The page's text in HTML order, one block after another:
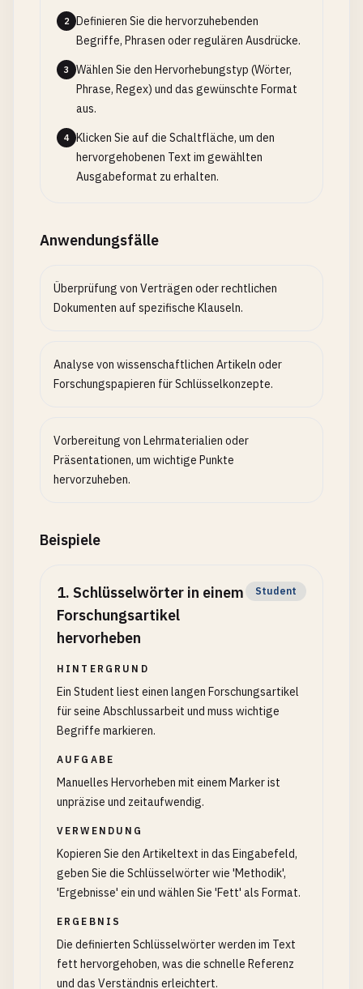
2
Definieren Sie die hervorzuhebenden
Begriffe, Phrasen oder regulären Ausdrücke.
3
Wählen Sie den Hervorhebungstyp (Wörter,
Phrase, Regex) und das gewünschte Format
aus.
4
Klicken Sie auf die Schaltfläche, um den
hervorgehobenen Text im gewählten
Ausgabeformat zu erhalten.
Anwendungsfälle
Überprüfung von Verträgen oder rechtlichen
Dokumenten auf spezifische Klauseln.
Analyse von wissenschaftlichen Artikeln oder
Forschungspapieren für Schlüsselkonzepte.
Vorbereitung von Lehrmaterialien oder
Präsentationen, um wichtige Punkte
hervorzuheben.
Beispiele
1. Schlüsselwörter in einem
Forschungsartikel
hervorheben
Student
HINTERGRUND
Ein Student liest einen langen Forschungsartikel
für seine Abschlussarbeit und muss wichtige
Begriffe markieren.
AUFGABE
Manuelles Hervorheben mit einem Marker ist
unpräzise und zeitaufwendig.
VERWENDUNG
Kopieren Sie den Artikeltext in das Eingabefeld,
geben Sie die Schlüsselwörter wie 'Methodik',
'Ergebnisse' ein und wählen Sie 'Fett' als Format.
ERGEBNIS
Die definierten Schlüsselwörter werden im Text
fett hervorgehoben, was die schnelle Referenz
und das Verständnis erleichtert.